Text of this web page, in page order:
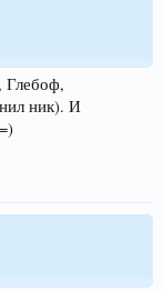
Глебоф,
ник). И